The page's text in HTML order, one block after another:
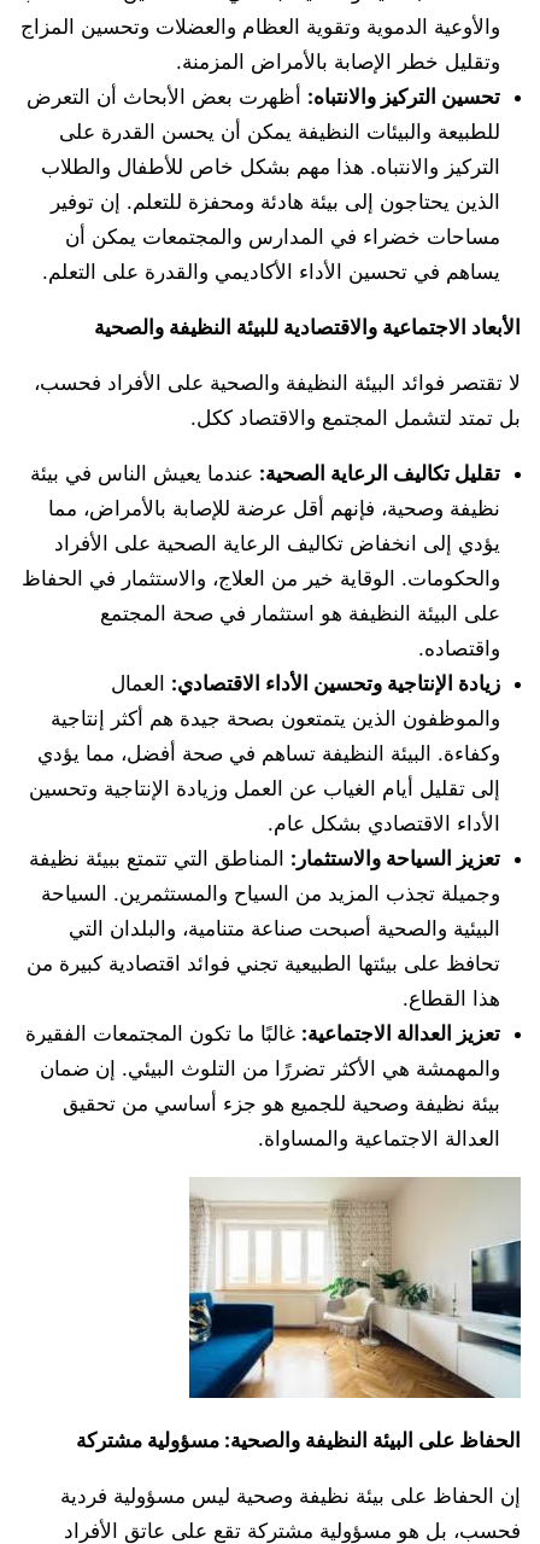
والأوعية الدموية وتقوية العظام والعضلات وتحسين المزاج
وتقليل خطر الإصابة بالأمراض المزمنة.
تحسين التركيز والانتباه: أظهرت بعض الأبحاث أن التعرض
للطبيعة والبيئات النظيفة يمكن أن يحسن القدرة على
التركيز والانتباه. هذا مهم بشكل خاص للأطفال والطلاب
الذين يحتاجون إلى بيئة هادئة ومحفزة للتعلم. إن توفير
مساحات خضراء في المدارس والمجتمعات يمكن أن
يساهم في تحسين الأداء الأكاديمي والقدرة على التعلم.
الأبعاد الاجتماعية والاقتصادية للبيئة النظيفة والصحية
لا تقتصر فوائد البيئة النظيفة والصحية على الأفراد فحسب،
بل تمتد لتشمل المجتمع والاقتصاد ككل.
تقليل تكاليف الرعاية الصحية: عندما يعيش الناس في بيئة
نظيفة وصحية، فإنهم أقل عرضة للإصابة بالأمراض، مما
يؤدي إلى انخفاض تكاليف الرعاية الصحية على الأفراد
والحكومات. الوقاية خير من العلاج، والاستثمار في الحفاظ
على البيئة النظيفة هو استثمار في صحة المجتمع
واقتصاده.
زيادة الإنتاجية وتحسين الأداء الاقتصادي: العمال
والموظفون الذين يتمتعون بصحة جيدة هم أكثر إنتاجية
وكفاءة. البيئة النظيفة تساهم في صحة أفضل، مما يؤدي
إلى تقليل أيام الغياب عن العمل وزيادة الإنتاجية وتحسين
الأداء الاقتصادي بشكل عام.
تعزيز السياحة والاستثمار: المناطق التي تتمتع ببيئة نظيفة
وجميلة تجذب المزيد من السياح والمستثمرين. السياحة
البيئية والصحية أصبحت صناعة متنامية، والبلدان التي
تحافظ على بيئتها الطبيعية تجني فوائد اقتصادية كبيرة من
هذا القطاع.
تعزيز العدالة الاجتماعية: غالبًا ما تكون المجتمعات الفقيرة
والمهمشة هي الأكثر تضررًا من التلوث البيئي. إن ضمان
بيئة نظيفة وصحية للجميع هو جزء أساسي من تحقيق
العدالة الاجتماعية والمساواة.
الحفاظ على البيئة النظيفة والصحية: مسؤولية مشتركة
إن الحفاظ على بيئة نظيفة وصحية ليس مسؤولية فردية
فحسب، بل هو مسؤولية مشتركة تقع على عاتق الأفراد